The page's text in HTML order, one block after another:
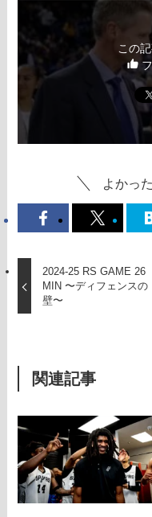
この
よかっ
2024-25 RS GAME 26
MIN 〜ディフェンスの
壁〜
関連記事